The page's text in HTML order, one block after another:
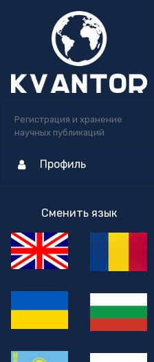
Регистрация и хранение
научных публикаций
Профиль
Сменить язык